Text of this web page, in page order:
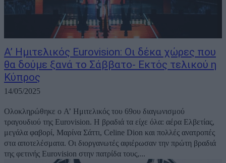
Α’ Ημιτελικός Eurovision: Οι δέκα χώρες που
θα δούμε ξανά το Σάββατο- Εκτός τελικού η
Κύπρος
14/05/2025
Ολοκληρώθηκε ο Α’ Ημιτελικός του 69ου διαγωνισμού
τραγουδιού της Eurovision. Η βραδιά τα είχε όλα: αέρα Ελβετίας,
μεγάλα φαβορί, Μαρίνα Σάττι, Celine Dion και πολλές ανατροπές
στα αποτελέσματα. Οι διοργανωτές αφιέρωσαν την πρώτη βραδιά
της φετινής Eurovision στην πατρίδα τους,...